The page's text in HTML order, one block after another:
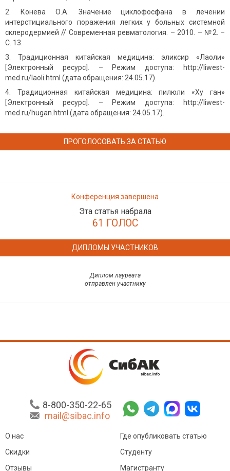
Конева О.А. Значение циклофосфана в лечении
интерстициального поражения легких у больных системной
склеродермией // Современная ревматология. – 2010. – №2. –
С. 13.
Традиционная китайская медицина: эликсир «Лаоли»
[Электронный ресурс]. – Режим доступа: http://liwest-
med.ru/laoli.html (дата обращения: 24.05.17).
Традиционная китайская медицина: пилюли «Ху ган»
[Электронный ресурс]. – Режим доступа: http://liwest-
med.ru/hugan.html (дата обращения: 24.05.17).
ПРОГОЛОСОВАТЬ ЗА СТАТЬЮ
Конференция завершена
Эта статья набрала
61 ГОЛОС
ДИПЛОМЫ УЧАСТНИКОВ
Диплом лауреата
отправлен участнику
8-800-350-22-65
mail@sibac.info
О нас
Скидки
Отзывы
Где опубликовать статью
Студенту
Магистранту